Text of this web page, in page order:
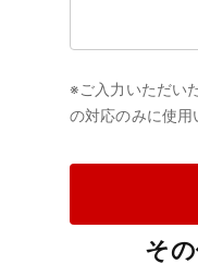
※ご入力いただい
の対応のみに使用
そ